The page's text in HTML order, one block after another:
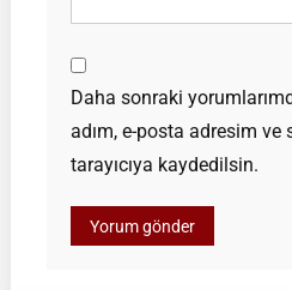
Daha sonraki
adım, e-posta adresim ve
tarayıcıya kaydedilsin.